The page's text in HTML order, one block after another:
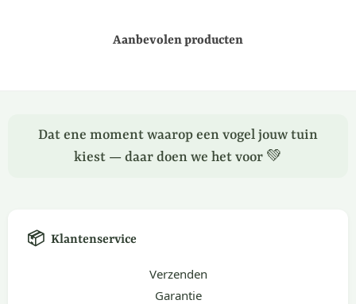
Aanbevolen producten
Dat ene moment waarop een vogel jouw tuin
kiest — daar doen we het voor 💚
📦 Klantenservice
Verzenden
Garantie